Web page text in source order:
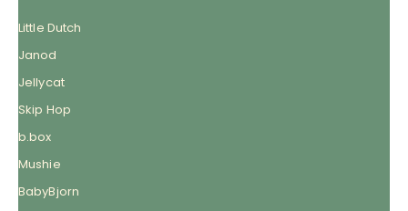
Little Dutch
Janod
Jellycat
Skip Hop
b.box
Mushie
BabyBjorn